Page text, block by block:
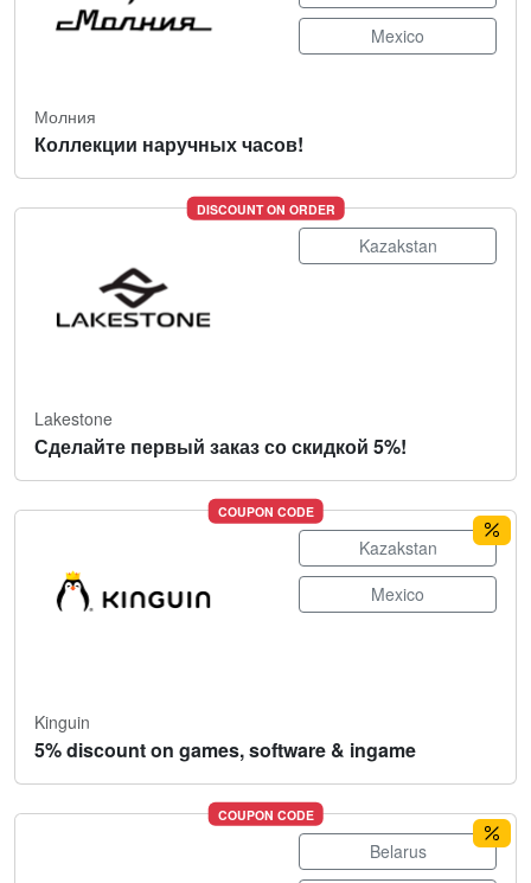
Mexico
Молния
Коллекции наручных часов!
DISCOUNT ON ORDER
Kazakstan
Lakestone
Сделайте первый заказ со скидкой 5%!
COUPON CODE
Kazakstan
Mexico
Kinguin
5% discount on games, software & ingame
COUPON CODE
Belarus